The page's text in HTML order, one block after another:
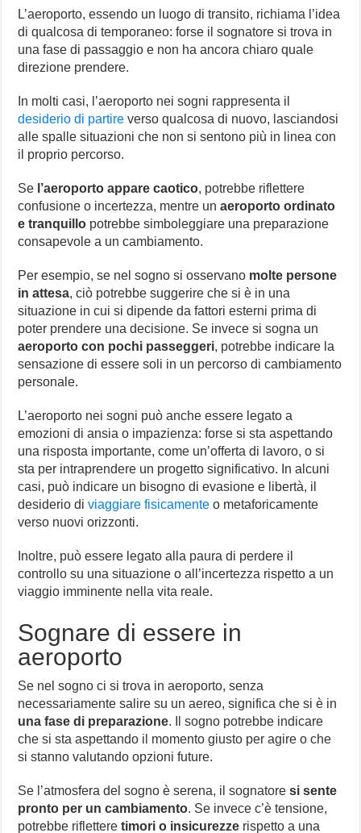
L’aeroporto, essendo un luogo di transito, richiama l’idea
di qualcosa di temporaneo: forse il sognatore si trova in
una fase di passaggio e non ha ancora chiaro quale
direzione prendere.
In molti casi, l’aeroporto nei sogni rappresenta il
desiderio di partire verso qualcosa di nuovo, lasciandosi
alle spalle situazioni che non si sentono più in linea con
il proprio percorso.
Se l’aeroporto appare caotico, potrebbe riflettere
confusione o incertezza, mentre unaeroporto ordinato
e tranquillo potrebbe simboleggiare una preparazione
consapevole a un cambiamento.
Per esempio, se nel sogno si osservano molte persone
in attesa, ciò potrebbe suggerire che si è in una
situazione in cui si dipende da fattori esterni prima di
poter prendere una decisione. Se invece si sogna un
aeroporto con pochi passeggeri, potrebbe indicare la
sensazione di essere soli in un percorso di cambiamento
personale.
L’aeroporto nei sogni può anche essere legato a
emozioni di ansia o impazienza: forse si sta aspettando
una risposta importante, come un’offerta di lavoro, o si
sta per intraprendere un progetto significativo. In alcuni
casi, può indicare un bisogno di evasione e libertà, il
desiderio diviaggiare fisicamente o metaforicamente
verso nuovi orizzonti.
Inoltre, può essere legato alla paura di perdere il
controllo su una situazione o all’incertezza rispetto a un
viaggio imminente nella vita reale.
Sognare di essere in
aeroporto
Se nel sogno ci si trova in aeroporto, senza
necessariamente salire su un aereo, significa che si è in
una fase di preparazione. Il sogno potrebbe indicare
che si sta aspettando il momento giusto per agire o che
si stanno valutando opzioni future.
Se l’atmosfera del sogno è serena, il sognatoresi sente
pronto per un cambiamento. Se invece c’è tensione,
potrebbe rifletteretimori o insicurezze rispetto a una